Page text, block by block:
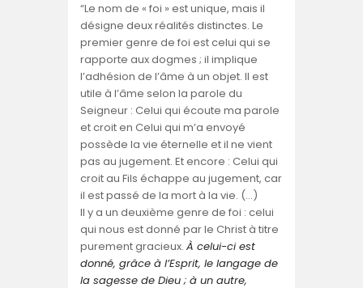
“Le nom de « foi » est unique, mais il
désigne deux réalités distinctes. Le
premier genre de foi est celui qui se
rapporte aux dogmes ; il implique
l’adhésion de l’âme à un objet. Il est
utile à l’âme selon la parole du
Seigneur : Celui qui écoute ma parole
et croit en Celui qui m’a envoyé
possède la vie éternelle et il ne vient
pas au jugement. Et encore : Celui qui
croit au Fils échappe au jugement, car
il est passé de la mort à la vie. (…)
Il y a un deuxième genre de foi : celui
qui nous est donné par le Christ à titre
purement gracieux. À celui-ci est
donné, grâce à l’Esprit, le langage de
la sagesse de Dieu ; à un autre,